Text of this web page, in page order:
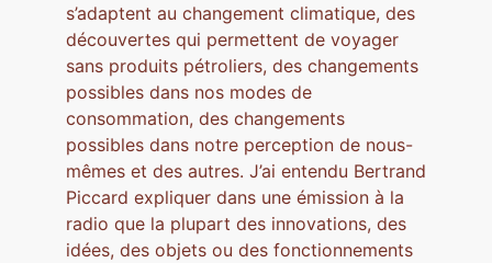
s’adaptent au changement climatique, des
découvertes qui permettent de voyager
sans produits pétroliers, des changements
possibles dans nos modes de
consommation, des changements
possibles dans notre perception de nous-
mêmes et des autres. J’ai entendu Bertrand
Piccard expliquer dans une émission à la
radio que la plupart des innovations, des
idées, des objets ou des fonctionnements